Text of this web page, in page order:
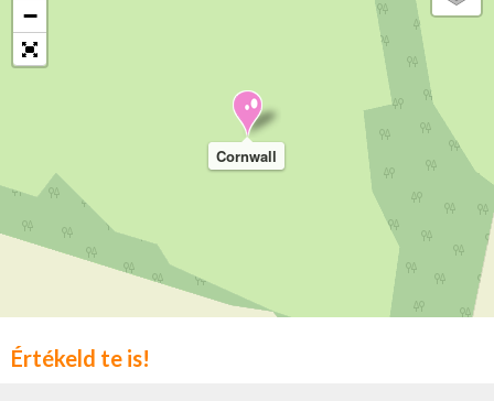
Cornwall
−
Értékeld te is!